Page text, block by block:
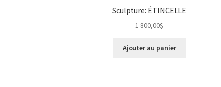
Sculpture: ÉTINCELLE
1 800,00$
Ajouter au panier